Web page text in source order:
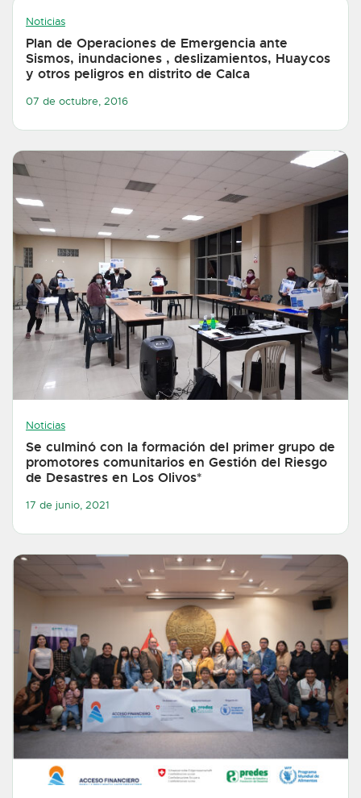
Noticias
Plan de Operaciones de Emergencia ante
Sismos, inundaciones , deslizamientos, Huaycos
y otros peligros en distrito de Calca
07 de octubre, 2016
Noticias
Se culminó con la formación del primer grupo de
promotores comunitarios en Gestión del Riesgo
de Desastres en Los Olivos*
17 de junio, 2021